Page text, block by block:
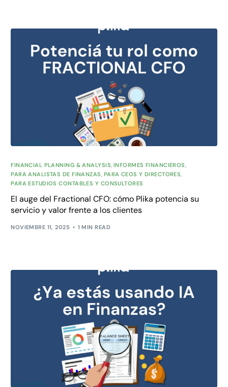
FINANCIAL PLANNING & ANALYSIS, INFORMES FINANCIEROS,
PARA ANALISTAS DE FINANZAS, PARA CEOS Y DIRECTORES,
PARA ESTUDIOS CONTABLES Y CONSULTORES
El auge del Fractional CFO: cómo Plika potencia su
servicio y valor frente a los clientes
NOVIEMBRE 11, 2025 1 MIN READ